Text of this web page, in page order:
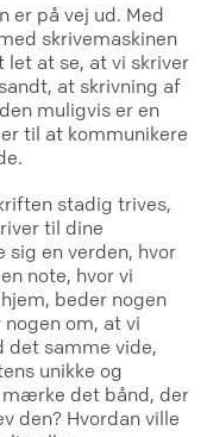
er på vej ud. Med
skrivemaskinen
at se, at vi skriver
at skrivning af
muligvis er en
til at kommunikere
stadig trives,
til dine
en verden, hvor
note, hvor vi
beder nogen
om, at vi
det samme vide,
unikke og
mærke det bånd, der
den? Hvordan ville